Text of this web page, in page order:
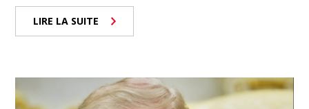
LIRE LA SUITE